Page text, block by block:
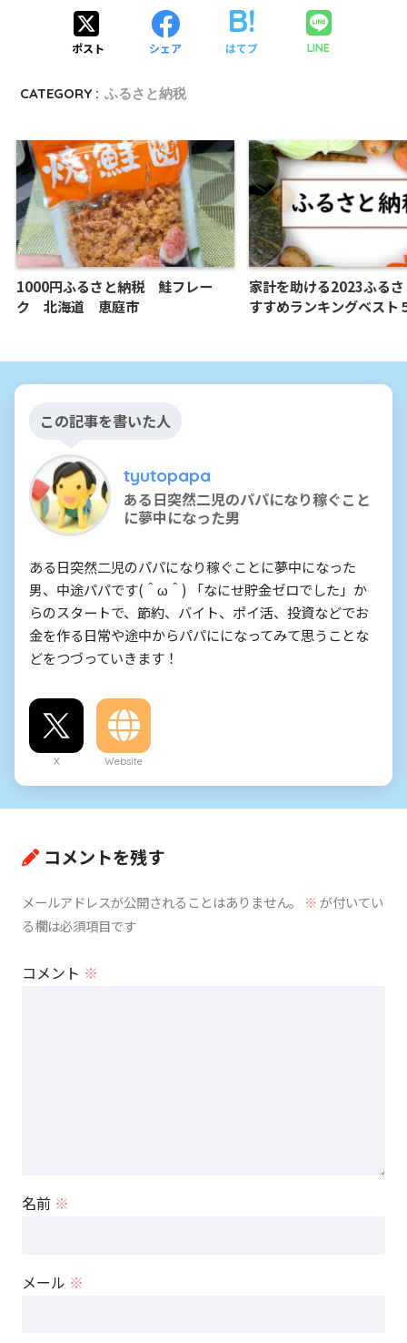
ポスト シェア はてブ LINE
CATEGORY : ふるさと納税
1000円ふるさと納税 鮭フレー
ク 北海道 恵庭市
家計を助ける2023ふる
すすめランキングベスト
この記事を書いた人
tyutopapa
ある日突然二児のパパになり稼ぐこと
に夢中になった男
ある日突然二児のパパになり稼ぐことに夢中になった
男、中途パパです(＾ω＾) 「なにせ貯金ゼロでした」か
らのスタートで、節約、バイト、ポイ活、投資などでお
金を作る日常や途中からパパにになってみて思うことな
どをつづっていきます！
X Website
コメントを残す
メールアドレスが公開されることはありません。 ※が付いてい
る欄は必須項目です
コメント ※
名前 ※
メール ※